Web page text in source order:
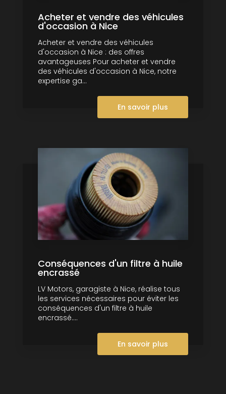
Acheter et vendre des véhicules
d'occasion à Nice
Acheter et vendre des véhicules
d'occasion à Nice : des offres
avantageuses Pour acheter et vendre
des véhicules d'occasion à Nice, notre
expertise ga...
En savoir plus
Conséquences d'un filtre à huile
encrassé
LV Motors, garagiste à Nice, réalise tous
les services nécessaires pour éviter les
conséquences d'un filtre à huile
encrassé....
En savoir plus